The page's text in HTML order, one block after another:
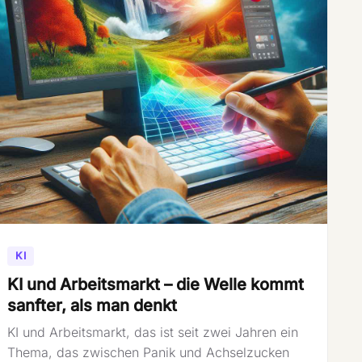
KI
KI und Arbeitsmarkt – die Welle kommt
sanfter, als man denkt
KI und Arbeitsmarkt, das ist seit zwei Jahren ein
Thema, das zwischen Panik und Achselzucken